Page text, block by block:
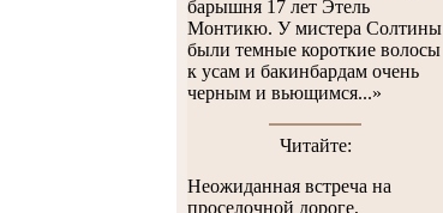
барышня 17 лет Этель
Монтикю. У мистера Солтины
были темные короткие волосы
к усам и бакинбардам очень
черным и вьющимся...»
Читайте:
Неожиданная встреча на
проселочной дороге,